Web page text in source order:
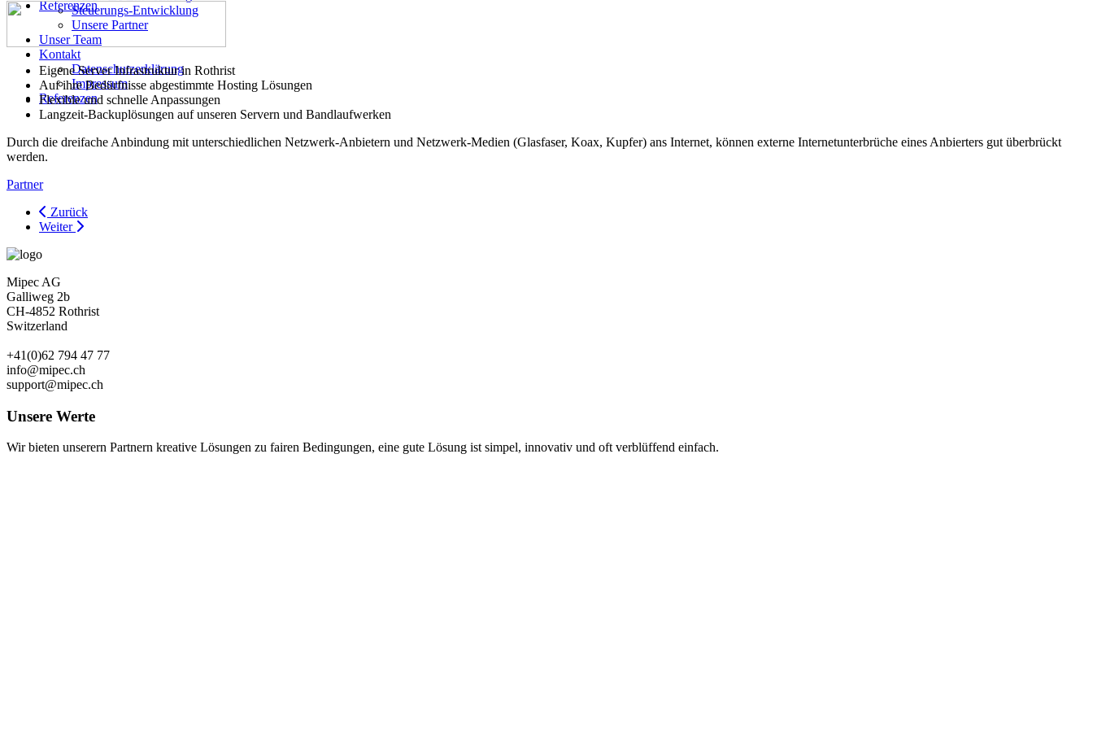
Steuerungs-Entwicklung
Unsere Partner
Unser Team
Kontakt
Datenschutzerklärung
Impressum
Referenzen
Referenzen
Eigene Server Infrastruktur in Rothrist
Auf ihre Bedürfnisse abgestimmte Hosting Lösungen
Flexible und schnelle Anpassungen
Langzeit-Backuplösungen auf unseren Servern und Bandlaufwerken
Durch die dreifache Anbindung mit unterschiedlichen Netzwerk-Anbietern und Netzwerk-Medien (Glasfaser, Koax, Kupfer) ans Internet, können externe Internetunterbrüche eines Anbierters gut überbrückt
werden.
Partner
Zurück
Weiter
Mipec AG
Galliweg 2b
CH-4852 Rothrist
Switzerland
+41(0)62 794 47 77
info@mipec.ch
support@mipec.ch
Unsere Werte
Wir bieten unserern Partnern kreative Lösungen zu fairen Bedingungen, eine gute Lösung ist simpel, innovativ und oft verblüffend einfach.